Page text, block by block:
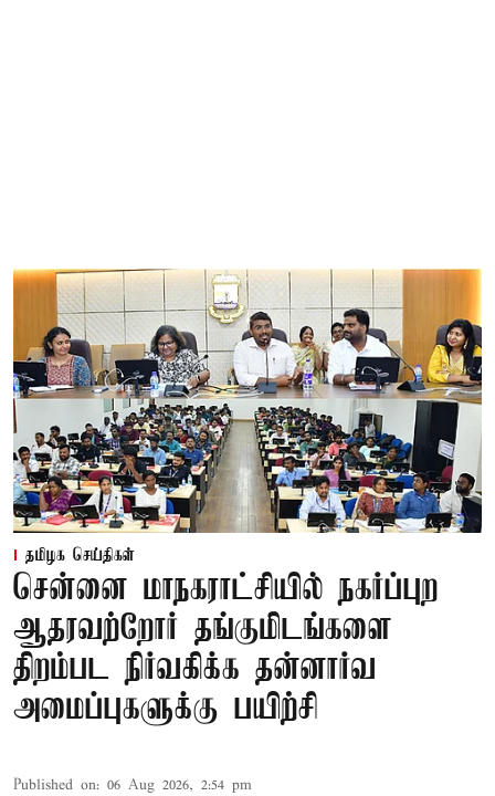
தமிழக செய்திகள்
சென்னை மாநகராட்சியில் நகர்ப்புற
ஆதரவற்றோர் தங்குமிடங்களை
திறம்பட நிர்வகிக்க தன்னார்வ
அமைப்புகளுக்கு பயிற்சி
Published on: 06 Aug 2026, 2:54 pm